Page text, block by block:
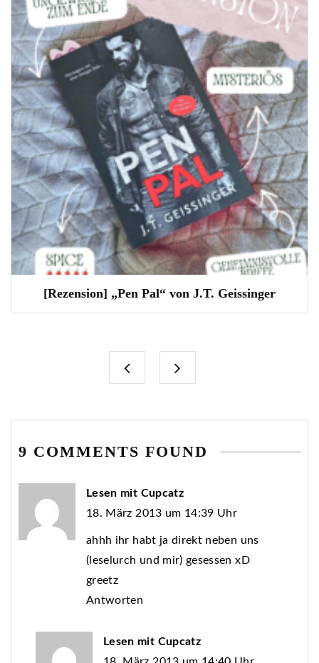
[Rezension] „Pen Pal“ von J.T. Geissinger
9 COMMENTS FOUND
Lesen mit Cupcatz
18. März 2013 um 14:39 Uhr
ahhh ihr habt ja direkt neben uns
(leselurch und mir) gesessen xD
greetz
Antworten
Lesen mit Cupcatz